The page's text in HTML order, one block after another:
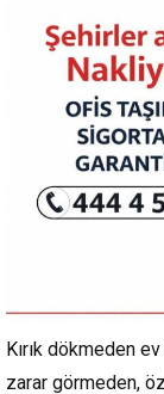
Kırık dökmeden
zarar görmeden,